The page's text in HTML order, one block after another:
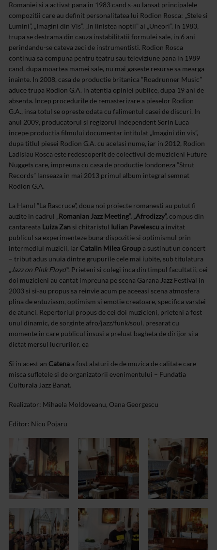
Romaniei si a activat pana in 1983 cand s-au lansat principalele
compozitii care au definit personalitatea lui Rodion Rosca: „Stele si
Lumini”, „Imagini din Vis”, „In linistea noptii” ai „Uneori”. In 1983,
trupa se destrama din cauza instabilitatii formulei sale, in 6 ani
perindandu-se cateva zeci de instrumentisti. Rodion Rosca
continua sa compuna pentru teatru sau televiziune pana in 1989
cand, dupa moartea mamei sale, nu mai gaseste resurse sa mearga
inainte. In 2008, casa de productie britanica ”Roadrunner Music”
aduce trupa Rodion G.A. in atentia opiniei publice, dupa 19 ani de
absenta. Incep procedurile de remasterizare a pieselor Rodion
G.A., insa totul se opreste odata cu falimentul casei de discuri. In
anul 2009, producatorul si regizorul independent Sorin Luca
incepe productia filmului documentar intitulat „Imagini din vis”,
dupa titlul piesei Rodion G.A. cu acelasi nume, iar in 2012, Rodion
Ladislau Rosca este redescoperit de colectivul de muzicieni Future
Nuggets care, impreuna cu casa de productie londoneza ”Strut
Records” lanseaza in mai 2013 primul album integral semnat
Rodion G.A.
La Hanul ”La Rascruce”, doua noi proiecte romanesti au putut fi
auzite in cadrul „Romanian Jazz Meeting”. „Afrodizzy”,compus din
cantareata Luiza Zan si chitaristul Iulian Pavelescu a invitat
publicul sa experimenteze buna-dispozitie si optimismul prin
intermediul muzicii, iar Catalin Milea Group a sustinut un concert
– tribut adus unuia dintre grupurile cele mai iubite, sub titulatura
„Jazz on Pink Floyd”. Prieteni si colegi inca din timpul facultatii, cei
doi muzicieni au cantat impreuna pe scena Garana Jazz Festival in
2003 si si-au propus sa reinvie acum pe aceeasi scena atmosfera
plina de entuziasm, optimism si emotie creatoare, specifica varstei
de atunci. Repertoriul propus de cei doi muzicieni, prieteni a fost
unul dinamic, de sorginte afro/jazz/funk/soul, presarat cu
momente in care publicul insusi a preluat bagheta de dirijor si a
dictat mersul lucrurilor. ea
Si in acest an Catena a fost alaturi de de muzica de calitate care
misca sufletele si de organizatorii evenimentului – Fundatia
Culturala Jazz Banat.
Realizator: Mihaela Moldoveanu, Oana Georgescu
Editor: Nicu Pojaru